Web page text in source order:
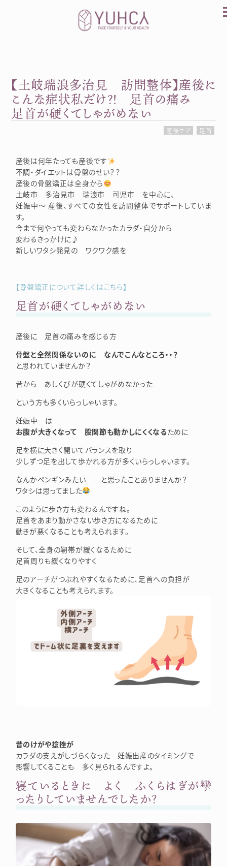
カラダを整え、習慣を変えて、心を前向きに。産
前産後訪問整体 YUHCA（ユウカ）
【土岐瑞浪多治見 訪問整体】産後に
こんな症状私だけ？！ 足首の痛み
足首が硬くてしゃがめない
産後ケア 足首
産後は何年たっても産後です
不調・ダイエットは骨盤のせい？？
産後の骨盤矯正は全身から
土岐市 多治見市 瑞浪市 可児市 を中心に、
妊娠中～ 産後、すべての女性を訪問整体でサポートしていま
す。
今まで何やっても変わらなかったカラダ・自分から
変わるきっかけに♪
新しいワタシ発見の ワクワク感を
【骨盤矯正について詳しくはこちら】
足首が硬くてしゃがめない
産後に 足首の痛みを感じる方
骨盤と全然関係ないのに なんでこんなところ・・？
と思われていませんか？
昔から あしくびが硬くてしゃがめなかった
という方も多くいらっしゃいます。
妊娠中 は
お腹が大きくなって 股関節も動かしにくくなるために
足を横に大きく開いてバランスを取り
少しずつ足を出して歩かれる方が多くいらっしゃいます。
なんかペンギンみたい と思ったことありませんか？
ワタシは思ってました
このように歩き方も変わるんですね。
足首をあまり動かさない歩き方になるために
動きが悪くなることも考えられます。
そして、全身の靭帯が緩くなるために
足首周りも緩くなりやすく
足のアーチがつぶれやすくなるために、足首への負担が
大きくなることも考えられます。
昔のけがや捻挫が
カラダの支えがしづらくなった 妊娠出産のタイミングで
影響してくることも 多く見られるんですよ。
寝ているときに よく ふくらはぎが攣
ったりしていませんでしたか？